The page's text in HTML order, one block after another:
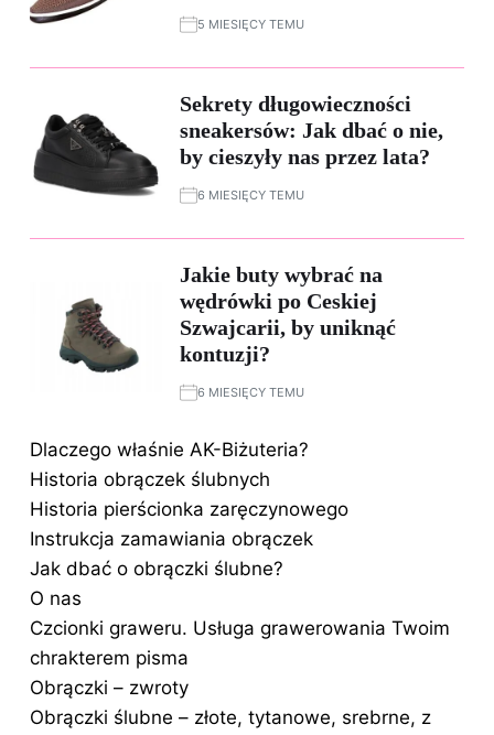
5 MIESIĘCY TEMU
Sekrety długowieczności
sneakersów: Jak dbać o nie,
by cieszyły nas przez lata?
6 MIESIĘCY TEMU
Jakie buty wybrać na
wędrówki po Ceskiej
Szwajcarii, by uniknąć
kontuzji?
6 MIESIĘCY TEMU
Dlaczego właśnie AK-Biżuteria?
Historia obrączek ślubnych
Historia pierścionka zaręczynowego
Instrukcja zamawiania obrączek
Jak dbać o obrączki ślubne?
O nas
Czcionki graweru. Usługa grawerowania Twoim
chrakterem pisma
Obrączki – zwroty
Obrączki ślubne – złote, tytanowe, srebrne, z